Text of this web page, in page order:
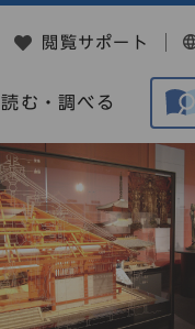
閲覧サポート
読む・調べる